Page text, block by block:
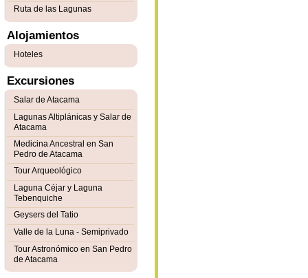
Ruta de las Lagunas
Alojamientos
Hoteles
Excursiones
Salar de Atacama
Lagunas Altiplánicas y Salar de
Atacama
Medicina Ancestral en San
Pedro de Atacama
Tour Arqueológico
Laguna Céjar y Laguna
Tebenquiche
Geysers del Tatio
Valle de la Luna - Semiprivado
Tour Astronómico en San Pedro
de Atacama